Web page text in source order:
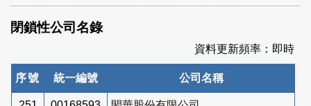
索
閉鎖性公司名錄
資料更新頻率：即時
序號 統一編號 公司名稱